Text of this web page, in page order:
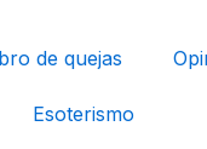
de quejas
Esoterismo